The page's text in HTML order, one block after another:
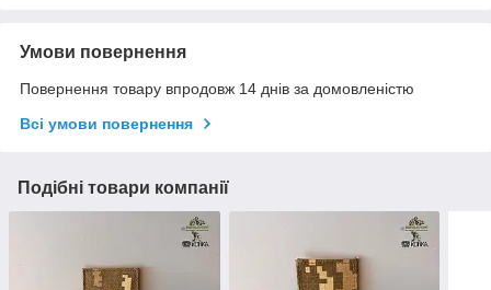
Умови повернення
Повернення товару впродовж 14 днів за домовленістю
Всі умови повернення
Подібні товари компанії